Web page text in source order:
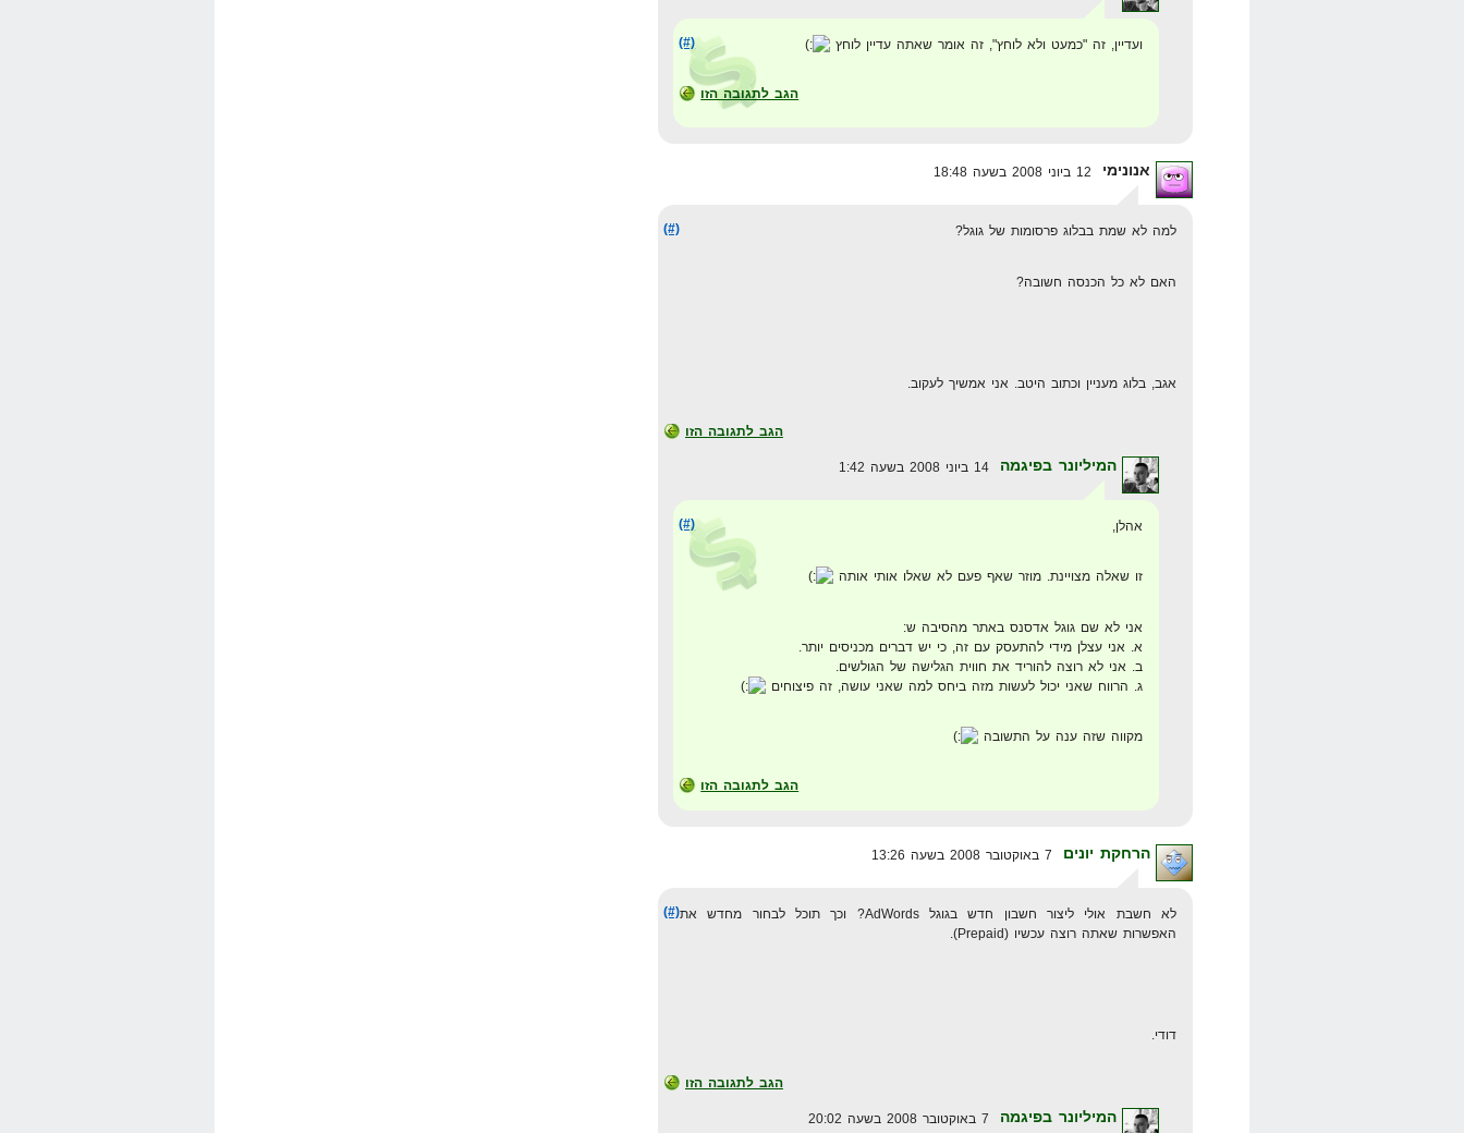
(#) ועדיין, זה "כמעט ולא לוחץ", זה אומר שאתה עדיין לוחץ
הגב לתגובה הזו
אנונימי
(#) למה לא שמת בבלוג פרסומות של גוגל?
האם לא כל הכנסה חשובה?
אגב, בלוג מעניין וכתוב היטב. אני אמשיך לעקוב.
הגב לתגובה הזו
המיליונר בפיגמה
(#) אהלן,
זו שאלה מצויינת. מוזר שאף פעם לא שאלו אותי אותה
אני לא שם גוגל אדסנס באתר מהסיבה ש:
א. אני עצלן מידי להתעסק עם זה, כי יש דברים מכניסים יותר.
ב. אני לא רוצה להוריד את חווית הגלישה של הגולשים.
ג. הרווח שאני יכול לעשות מזה ביחס למה שאני עושה, זה פיצוחים
מקווה שזה ענה על התשובה
הגב לתגובה הזו
הרחקת יונים
(#)לא חשבת אולי ליצור חשבון חדש בגוגל AdWords? וכך תוכל לבחור מחדש את
האפשרות שאתה רוצה עכשיו (Prepaid).
דודי.
הגב לתגובה הזו
המיליונר בפיגמה